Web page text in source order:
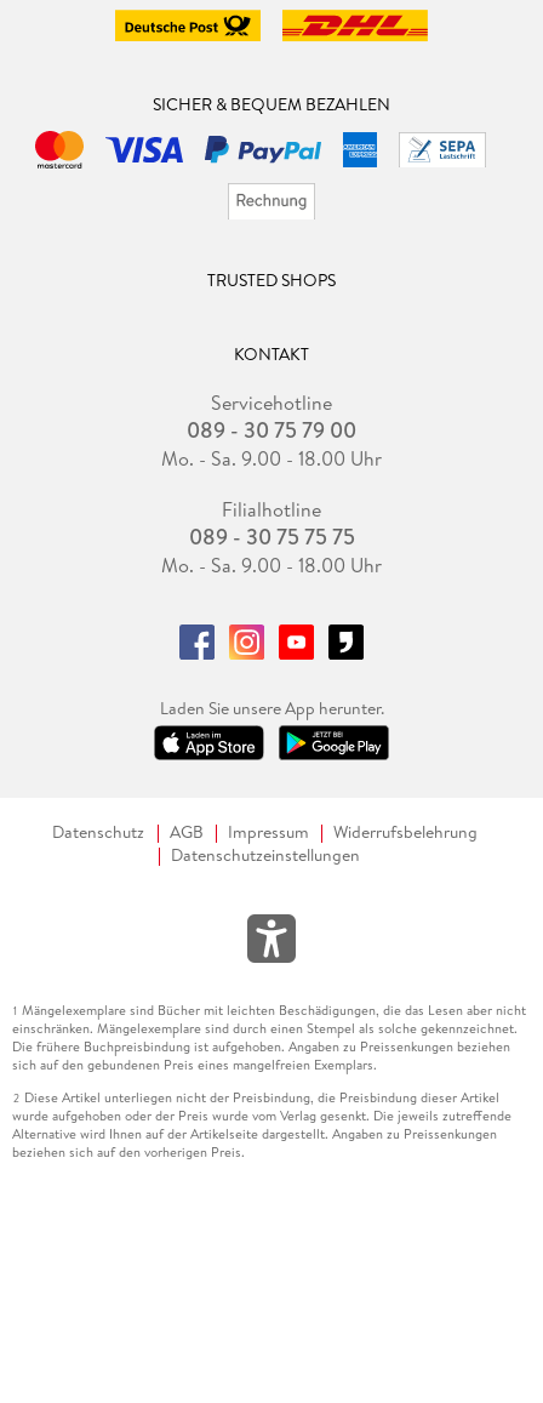
SICHER & BEQUEM BEZAHLEN
TRUSTED SHOPS
KONTAKT
Servicehotline
089 - 30 75 79 00
Mo. - Sa. 9.00 - 18.00 Uhr
Filialhotline
089 - 30 75 75 75
Mo. - Sa. 9.00 - 18.00 Uhr
Laden Sie unsere App herunter.
Datenschutz AGB Impressum
Widerrufsbelehrung
Datenschutzeinstellungen
1 Mängelexemplare sind Bücher mit leichten Beschädigungen, die das Lesen aber nicht
einschränken. Mängelexemplare sind durch einen Stempel als solche gekennzeichnet.
Die frühere Buchpreisbindung ist aufgehoben. Angaben zu Preissenkungen beziehen
sich auf den gebundenen Preis eines mangelfreien Exemplars.
2 Diese Artikel unterliegen nicht der Preisbindung, die Preisbindung dieser Artikel
wurde aufgehoben oder der Preis wurde vom Verlag gesenkt. Die jeweils zutreffende
Alternative wird Ihnen auf der Artikelseite dargestellt. Angaben zu Preissenkungen
beziehen sich auf den vorherigen Preis.